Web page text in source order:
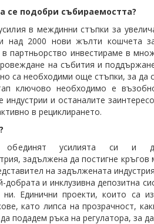
се подобри събираемостта?
в междинни стъпки за
над 2000 нови жълти кошчета
партньорство инвестираме в
на събития и
са необходими още стъпки, за да
ключово необходимо е
и останалите
в рециклирането.
обединят усилията си
задължена да постигне
на задължената
и инклузивна депозитна
Единични проекти, които са
като липса на прозрачност,
подадем ръка на регулатора, за